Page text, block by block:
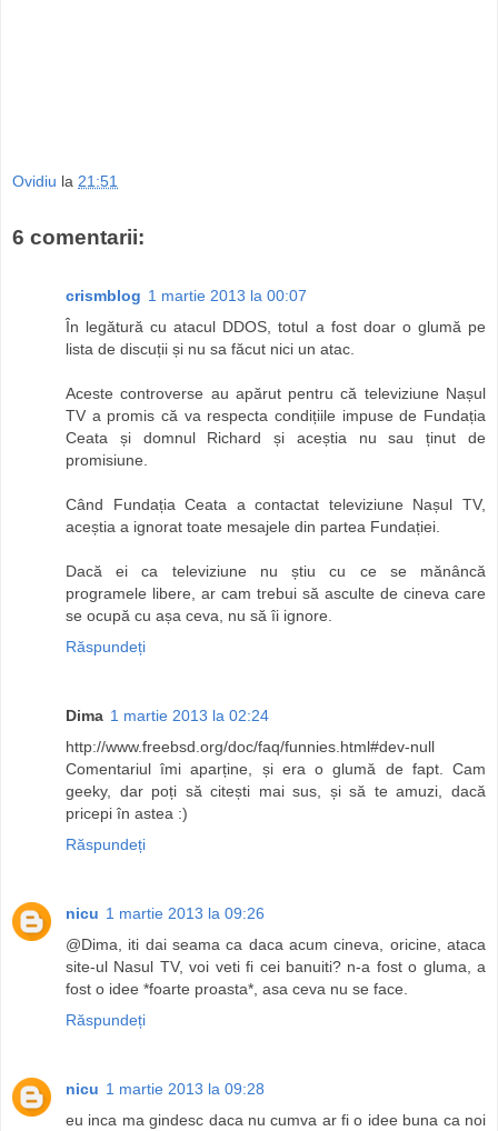
Ovidiu la 21:51
6 comentarii:
crismblog 1 martie 2013 la 00:07
În legătură cu atacul DDOS, totul a fost doar o glumă pe
lista de discuții și nu sa făcut nici un atac.
Aceste controverse au apărut pentru că televiziune Nașul
TV a promis că va respecta condițiile impuse de Fundația
Ceata și domnul Richard și aceștia nu sau ținut de
promisiune.
Când Fundația Ceata a contactat televiziune Nașul TV,
aceștia a ignorat toate mesajele din partea Fundației.
Dacă ei ca televiziune nu știu cu ce se mănâncă
programele libere, ar cam trebui să asculte de cineva care
se ocupă cu așa ceva, nu să îi ignore.
Răspundeți
Dima 1 martie 2013 la 02:24
http://www.freebsd.org/doc/faq/funnies.html#dev-null
Comentariul îmi aparține, și era o glumă de fapt. Cam
geeky, dar poți să citești mai sus, și să te amuzi, dacă
pricepi în astea :)
Răspundeți
nicu 1 martie 2013 la 09:26
@Dima, iti dai seama ca daca acum cineva, oricine, ataca
site-ul Nasul TV, voi veti fi cei banuiti? n-a fost o gluma, a
fost o idee *foarte proasta*, asa ceva nu se face.
Răspundeți
nicu 1 martie 2013 la 09:28
eu inca ma gindesc daca nu cumva ar fi o idee buna ca noi